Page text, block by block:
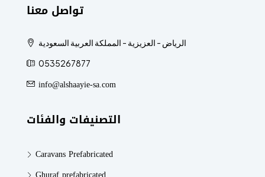
تواصل معنا
الرياض - العزيزية - المملكة العربية السعودية
0535267877
info@alshaayie-sa.com
التصنيفات والفئات
Caravans Prefabricated